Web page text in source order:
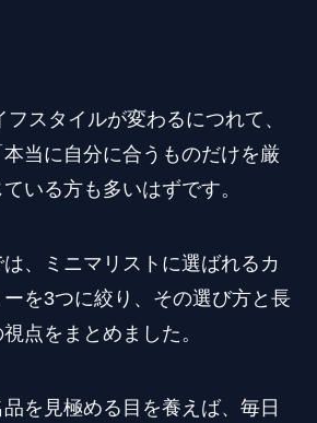
スタイルが変わるにつれて、
当に自分に合うものだけを厳
いる方も多いはずです。
、ミニマリストに選ばれるカ
を3つに絞り、その選び方と長
点をまとめました。
を見極める目を養えば、毎日